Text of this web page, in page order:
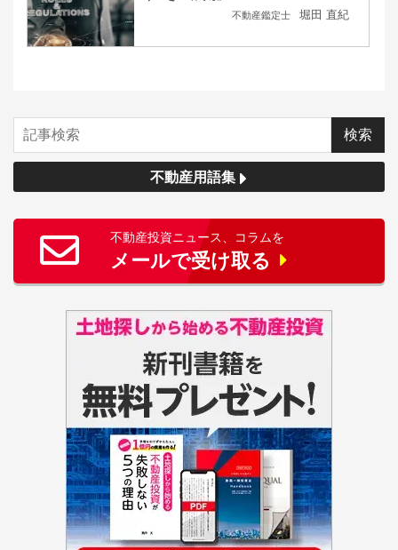
不動産鑑定士 堀田 直紀
不動産用語集
不動産投資ニュース、コラムを
メールで受け取る